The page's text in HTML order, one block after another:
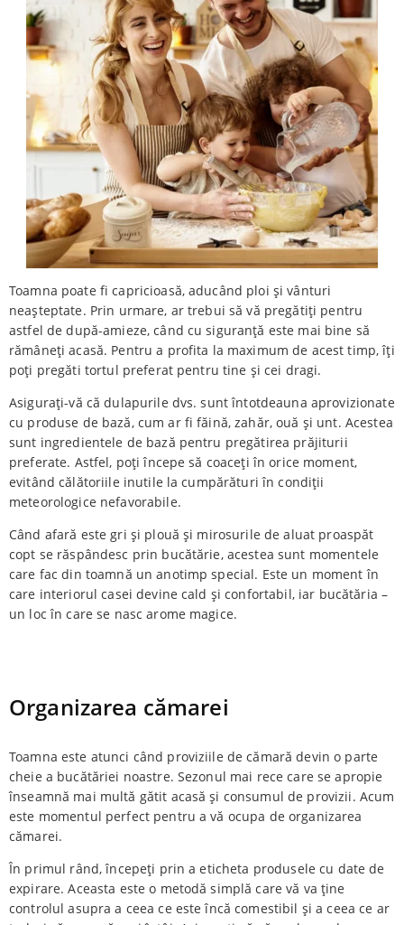
Toamna poate fi capricioasă, aducând ploi și vânturi
neașteptate. Prin urmare, ar trebui să vă pregătiți pentru
astfel de după-amieze, când cu siguranță este mai bine să
rămâneți acasă. Pentru a profita la maximum de acest timp, îți
poți pregăti tortul preferat pentru tine și cei dragi.
Asigurați-vă că dulapurile dvs. sunt întotdeauna aprovizionate
cu produse de bază, cum ar fi făină, zahăr, ouă și unt. Acestea
sunt ingredientele de bază pentru pregătirea prăjiturii
preferate. Astfel, poți începe să coaceți în orice moment,
evitând călătoriile inutile la cumpărături în condiții
meteorologice nefavorabile.
Când afară este gri și plouă și mirosurile de aluat proaspăt
copt se răspândesc prin bucătărie, acestea sunt momentele
care fac din toamnă un anotimp special. Este un moment în
care interiorul casei devine cald și confortabil, iar bucătăria –
un loc în care se nasc arome magice.
Organizarea cămarei
Toamna este atunci când proviziile de cămară devin o parte
cheie a bucătăriei noastre. Sezonul mai rece care se apropie
înseamnă mai multă gătit acasă și consumul de provizii. Acum
este momentul perfect pentru a vă ocupa de organizarea
cămarei.
În primul rând, începeți prin a eticheta produsele cu date de
expirare. Aceasta este o metodă simplă care vă va ține
controlul asupra a ceea ce este încă comestibil și a ceea ce ar